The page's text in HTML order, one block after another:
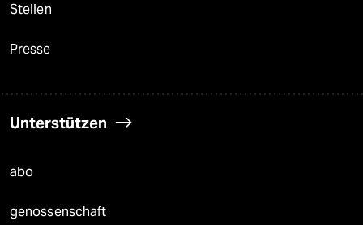
Stellen
Presse
Unterstützen
abo
genossenschaft